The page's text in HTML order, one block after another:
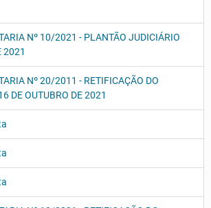
Nº 10/2021 - PLANTÃO JUDICIÁRIO
2021
Nº 20/2011 - RETIFICAÇÃO DO
DE OUTUBRO DE 2021